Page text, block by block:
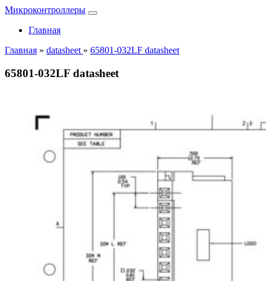
Микроконтроллеры
Главная
Главная » datasheet » 65801-032LF datasheet
65801-032LF datasheet